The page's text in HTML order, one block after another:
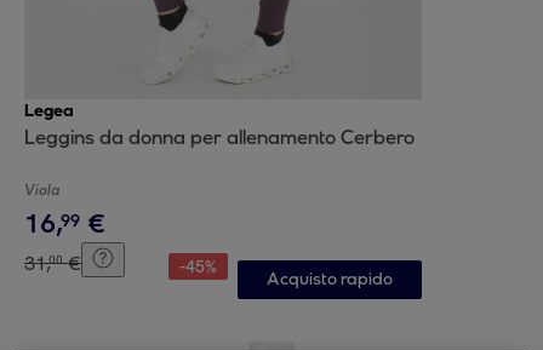
Legea
Leggins da donna per allenamento Cerbero
Viola
16,99 €
31,00 € -45%
Acquisto rapido